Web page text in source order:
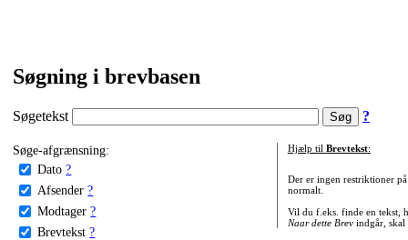
Søgning i brevbasen
Søgetekst ?
Søge-afgrænsning:
Dato ?
Afsender ?
Modtager ?
Brevtekst ?
Hjælp til Brevtekst:
Der er ingen restriktioner
normalt.
Vil du f.eks. finde en tekst,
Naar dette Brevindgår, skal